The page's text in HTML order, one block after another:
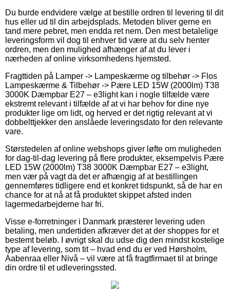
Du burde endvidere vælge at bestille ordren til levering til dit
hus eller ud til din arbejdsplads. Metoden bliver gerne en
tand mere pebret, men endda ret nem. Den mest betalelige
leveringsform vil dog til enhver tid være at du selv henter
ordren, men den mulighed afhænger af at du lever i
nærheden af online virksomhedens hjemsted.
Fragttiden på Lamper -> Lampeskærme og tilbehør -> Flos
Lampeskærme & Tilbehør -> Pære LED 15W (2000lm) T38
3000K Dæmpbar E27 – e3light kan i nogle tilfælde være
ekstremt relevant i tilfælde af at vi har behov for dine nye
produkter lige om lidt, og herved er det rigtig relevant at vi
dobbelttjekker den anslåede leveringsdato for den relevante
vare.
Størstedelen af online webshops giver løfte om muligheden
for dag-til-dag levering på flere produkter, eksempelvis Pære
LED 15W (2000lm) T38 3000K Dæmpbar E27 – e3light,
men vær på vagt da det er afhængig af at bestillingen
gennemføres tidligere end et konkret tidspunkt, så de har en
chance for at nå at få produktet skippet afsted inden
lagermedarbejderne har fri.
Visse e-forretninger i Danmark præsterer levering uden
betaling, men undertiden afkræver det at der shoppes for et
bestemt beløb. I øvrigt skal du udse dig den mindst kostelige
type af levering, som tit – hvad end du er ved Hørsholm,
Aabenraa eller Nivå – vil være at få fragtfirmaet til at bringe
din ordre til et udleveringssted.